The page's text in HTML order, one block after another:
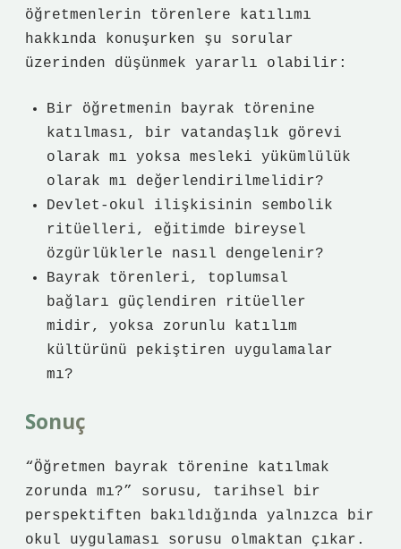
öğretmenlerin törenlere katılımı
hakkında konuşurken şu sorular
üzerinden düşünmek yararlı olabilir:
Bir öğretmenin bayrak törenine
katılması, bir vatandaşlık görevi
olarak mı yoksa mesleki yükümlülük
olarak mı değerlendirilmelidir?
Devlet‑okul ilişkisinin sembolik
ritüelleri, eğitimde bireysel
özgürlüklerle nasıl dengelenir?
Bayrak törenleri, toplumsal
bağları güçlendiren ritüeller
midir, yoksa zorunlu katılım
kültürünü pekiştiren uygulamalar
mı?
Sonuç
“Öğretmen bayrak törenine katılmak
zorunda mı?” sorusu, tarihsel bir
perspektiften bakıldığında yalnızca bir
okul uygulaması sorusu olmaktan çıkar.